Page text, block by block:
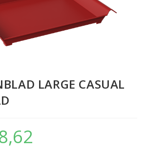
LARGE CASUAL